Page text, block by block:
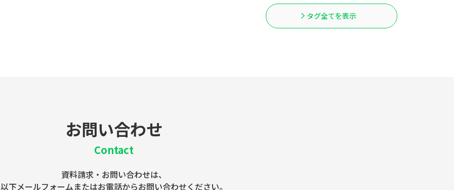
タグ全てを表示
お問い合わせ
Contact
資料請求・お問い合わせは、
以下メールフォームまたはお電話からお問い合わせください。